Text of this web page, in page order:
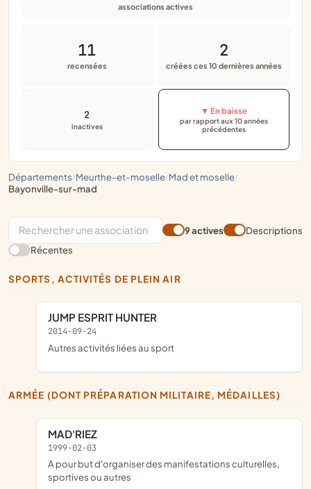
départements/ meurthe-et-moselle/ mad et moselle/
bayonville-sur-mad
associations actives
11
recensées
2
créées ces 10 dernières années
2
inactives
▼ En baisse
par rapport aux 10 années
précédentes
9 actives
Descriptions
Récentes
SPORTS, ACTIVITÉS DE PLEIN AIR
JUMP ESPRIT HUNTER
2014-09-24
Autres activités liées au sport
ARMÉE (DONT PRÉPARATION MILITAIRE, MÉDAILLES)
MAD'RIEZ
1999-02-03
a pour but d'organiser des manifestations culturelles,
sportives ou autres